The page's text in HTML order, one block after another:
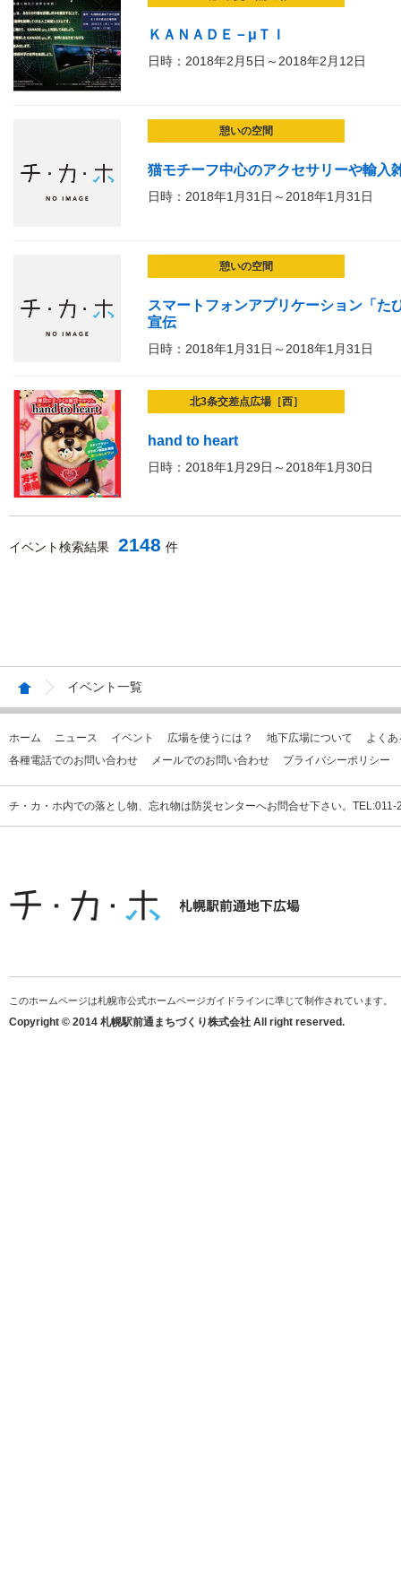
ＫＡＮＡＤＥ－μＴＩ
日時：2018年2月5日～2018年2月12日
憩いの空間
猫モチーフ中心のアクセサリーや輸入
日時：2018年1月31日～2018年1月31日
憩いの空間
スマートフォンアプリケーション「た
宣伝
日時：2018年1月31日～2018年1月31日
北3条交差点広場［西］
hand to heart
日時：2018年1月29日～2018年1月30日
イベント検索結果 2148 件
イベント一覧
ホーム ニュース イベント 広場を使うには？ 地下広場について
よく
各種電話でのお問い合わせ
メールでのお問い合わせ プライバシーポリシー
チ・カ・ホ内での落とし物、忘れ物は防災センターへお問合せ下さい。
このホームページは札幌市公式ホームページガイドラインに準じて制作されています。
Copyright © 2014 札幌駅前通まちづくり株式会社 All right reserved.